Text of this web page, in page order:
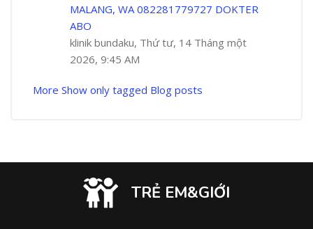
MALANG, WA 082281779727 DOKTER
ABO
klinik bundaku, Thứ tư, 14 Tháng một
2026, 9:45 AM
More Show only tagged Blog posts
TRẺ EM&GIỚI